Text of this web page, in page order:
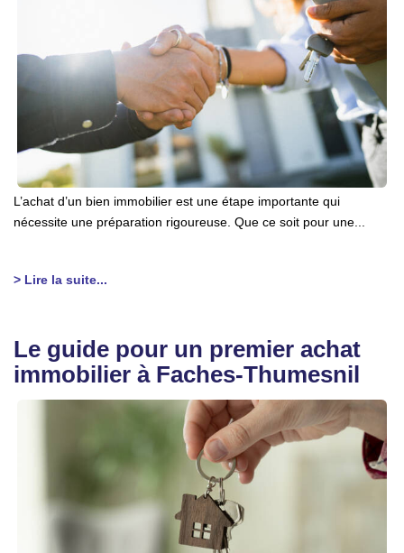
L’achat d’un bien immobilier est une étape importante qui
nécessite une préparation rigoureuse. Que ce soit pour une...
> Lire la suite...
Le guide pour un premier achat
immobilier à Faches-Thumesnil